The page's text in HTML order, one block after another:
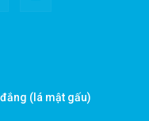
(lá mật gấu)